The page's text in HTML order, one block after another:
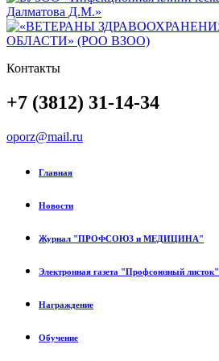
Контакты
+7 (3812) 31-14-34
oporz@mail.ru
Главная
Новости
Журнал "ПРОФСОЮЗ и МЕДИЦИНА"
Электронная газета "Профсоюзный листок"
Награждение
Обучение